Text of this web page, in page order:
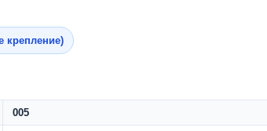
крепление)
005